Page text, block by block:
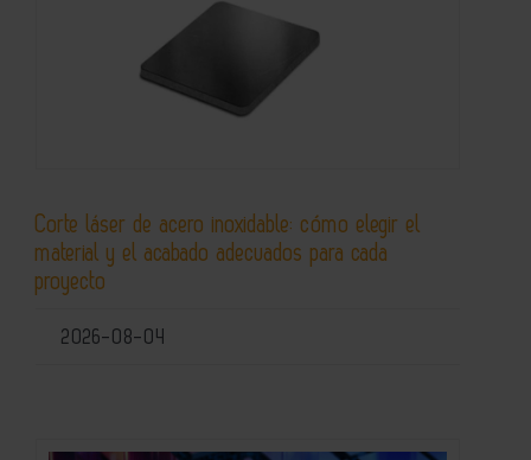
Corte láser de acero inoxidable: cómo elegir el
material y el acabado adecuados para cada
proyecto
2026-08-04